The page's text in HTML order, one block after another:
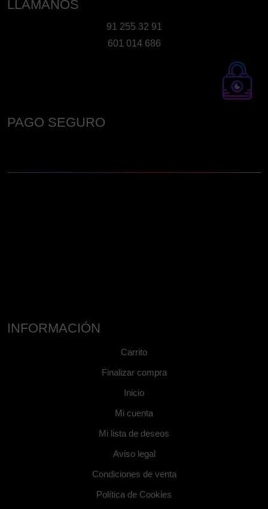
LLÁMANOS
91 255 32 91
601 014 686
PAGO SEGURO
INFORMACIÓN
Carrito
Finalizar compra
Inicio
Mi cuenta
Mi lista de deseos
Aviso legal
Condiciones de venta
Política de Cookies